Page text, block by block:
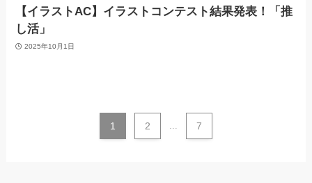
【イラストAC】イラストコンテスト結果発表！「推
し活」
2025年10月1日
1 2 ... 7